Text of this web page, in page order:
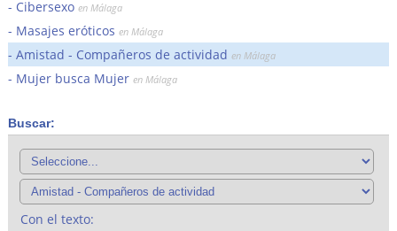
Cibersexo en Málaga
Masajes eróticos en Málaga
Amistad - Compañeros de actividad en Málaga
Mujer busca Mujer en Málaga
Buscar:
Con el texto: